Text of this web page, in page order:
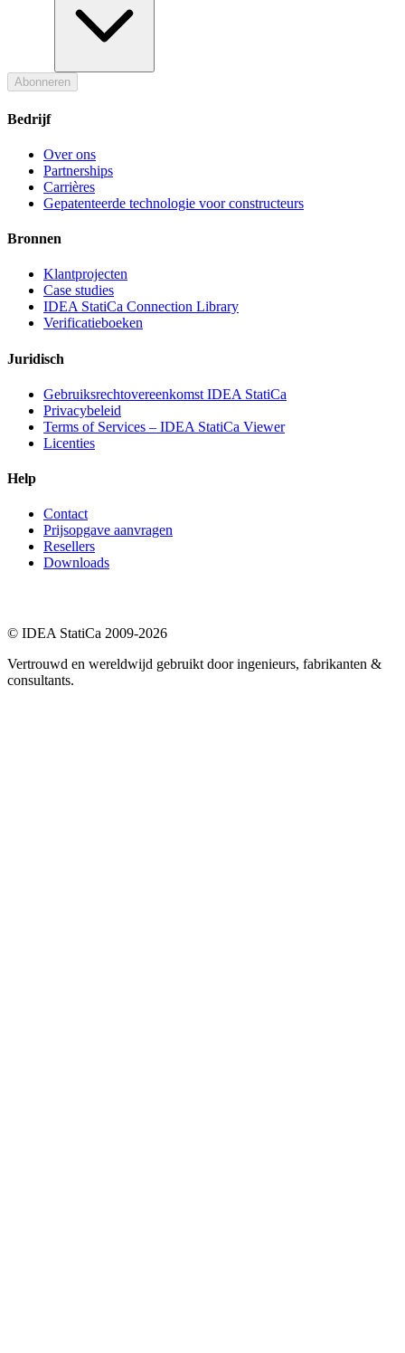
Abonneren
Bedrijf
Over ons
Partnerships
Carrières
Gepatenteerde technologie voor constructeurs
Bronnen
Klantprojecten
Case studies
IDEA StatiCa Connection Library
Verificatieboeken
Juridisch
Gebruiksrechtovereenkomst IDEA StatiCa
Privacybeleid
Terms of Services – IDEA StatiCa Viewer
Licenties
Help
Contact
Prijsopgave aanvragen
Resellers
Downloads
© IDEA StatiCa 2009-2026
Vertrouwd en wereldwijd gebruikt door ingenieurs, fabrikanten &
consultants.